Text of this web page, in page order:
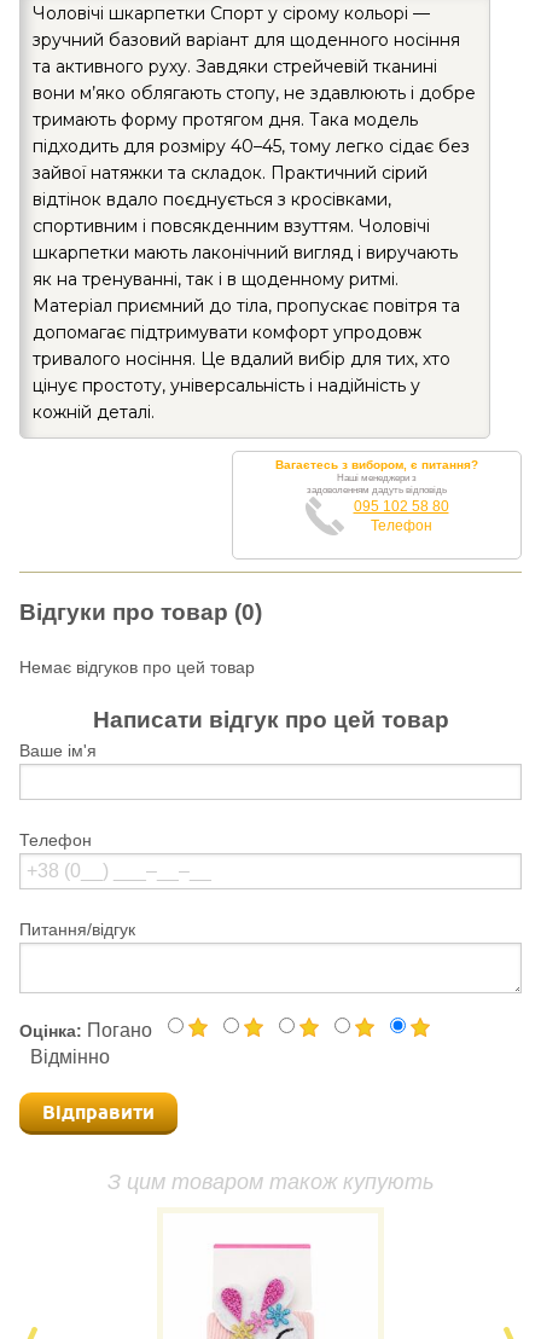
Чоловічі шкарпетки Спорт у сірому кольорі —
зручний базовий варіант для щоденного носіння
та активного руху. Завдяки стрейчевій тканині
вони м’яко облягають стопу, не здавлюють і добре
тримають форму протягом дня. Така модель
підходить для розміру 40–45, тому легко сідає без
зайвої натяжки та складок. Практичний сірий
відтінок вдало поєднується з кросівками,
спортивним і повсякденним взуттям. Чоловічі
шкарпетки мають лаконічний вигляд і виручають
як на тренуванні, так і в щоденному ритмі.
Матеріал приємний до тіла, пропускає повітря та
допомагає підтримувати комфорт упродовж
тривалого носіння. Це вдалий вибір для тих, хто
цінує простоту, універсальність і надійність у
кожній деталі.
Вагаєтесь з вибором, є питання?
Наші менеджери з
задоволенням дадуть відповідь
095 102 58 80
Телефон
Відгуки про товар (0)
Немає відгуков про цей товар
Написати відгук про цей товар
Ваше ім'я
Телефон
Питання/відгук
Оцінка: Погано
Відмінно
Відправити
З цим товаром також купують